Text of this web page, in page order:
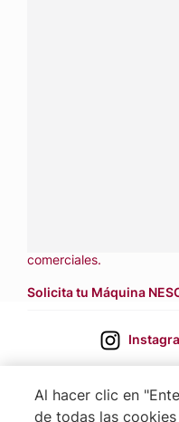
comerciales.
Solicita tu Máquina
Al hacer clic en
de todas las